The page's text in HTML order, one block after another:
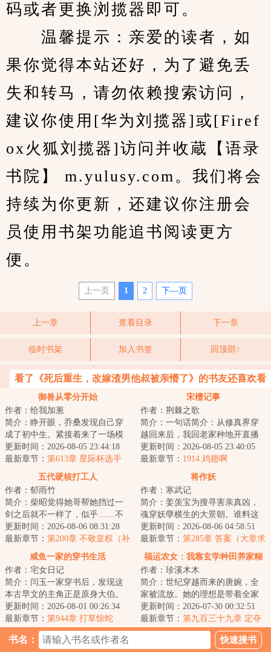
码或者更换浏揽器即可。
温馨提示：亲爱的读者，如
果你觉得本站还好，为了避免丢
失和转马，请勿依赖搜索访问，
建议你使用[华为刘揽器]或[Firef
ox火狐刘揽器]访问并收蔵【语录
书院】 m.yulusy.com。我们将会
持续为你更新，还建议你注册会
员使用书架功能追书阅读更方
便。
上一页 1 2 下—页
上一章 查看目录 下一章
临时书架 加入书签 回顶部↑
看了《死后重生，改嫁渣男他叔被亲懵了》的书友还喜欢看
御兽从零分开始
作者：给我加葱
简介：睁开眼，乔桑发现自己穿
成了初中生。紧接着来了一场模
拟考。毕业她怕了吗？她怕
了……这考的都什么...
更新时间：2026-08-05 23:44:18
最新章节： 第613章 星际杯选手
（二合一）
宋檀记事
作者：荆棘之歌
简介：一句话简介：从修真界穿
越回来后，我回老家种地开直播
卖菜了！修成金丹渡劫失败的宋
檀回到现代，发...
更新时间：2026-08-05 23:40:05
最新章节： 1914.鸡翅啊
五代硬核打工人
作者：郁雨竹
简介：柴昭觉得她哥帮她挡过一
剑之后就不一样了，似乎……不
是他了。他总会说些郑先生都没
听过的，她听起...
更新时间：2026-08-06 08:31:28
最新章节： 第200章 不敬皇权（补
更昨天）
将作妖
作者：寒武记
简介：姜羡宝为搜寻害亲真凶，
魂穿妖孽横生的大景朝。谁料这
里破案，不看证据，只靠卦师！
这不巧了嘛？！...
更新时间：2026-08-06 04:58:51
最新章节： 第285章 答案（大章求
月票）
咸鱼一家的穿书生活
作者：宅女日记
简介：闫玉一家穿书后，发现这
本古早文的主角正是原身大伯。
他们是扒着大伯喝血，早早被分
家，在全文末尾...
更新时间：2026-08-01 00:26:34
最新章节： 第944章 打草惊蛇
福运农女：我靠玄学种田养家糊
作者：珍溪木木
简介：世纪穿越而来的唐婉，全
家被流放。她的理想是带着全家
去致富，从此山高水长，远离朝
堂恩怨。只是理...
更新时间：2026-07-30 00:32:51
最新章节： 第九百三十九章 定夺
书名：